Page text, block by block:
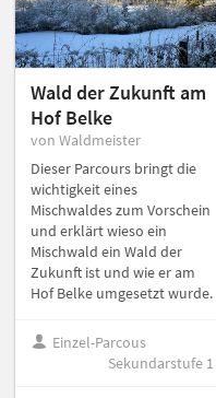
Wald der Zukunft am
Hof Belke
von Waldmeister
Dieser Parcours bringt die
wichtigkeit eines
Mischwaldes zum Vorschein
und erklärt wieso ein
Mischwald ein Wald der
Zukunft ist und wie er am
Hof Belke umgesetzt wurde.
Einzel-Parcous
Sekundarstufe 1